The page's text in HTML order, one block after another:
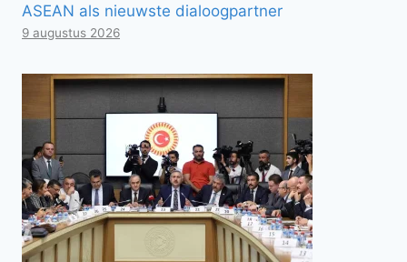
ASEAN als nieuwste dialoogpartner
9 augustus 2026